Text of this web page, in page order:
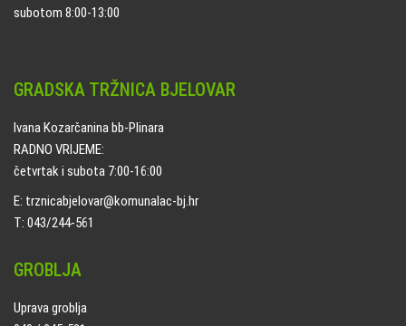
subotom 8:00-13:00
GRADSKA TRŽNICA BJELOVAR
Ivana Kozarčanina bb-Plinara
RADNO VRIJEME:
četvrtak i subota 7:00-16:00
E: trznicabjelovar@komunalac-bj.hr
T: 043/244-561
GROBLJA
Uprava groblja